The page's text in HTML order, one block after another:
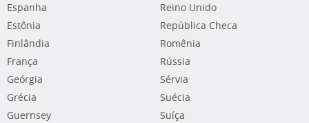
Espanha
Estônia
Finlândia
França
Geórgia
Grécia
Guernsey
Reino Unido
República Checa
Romênia
Rússia
Sérvia
Suécia
Suíça